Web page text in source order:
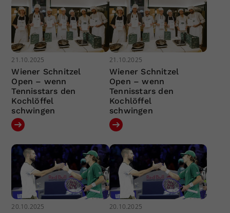
21.10.2025
Wiener Schnitzel
Open – wenn
Tennisstars den
Kochlöffel
schwingen
21.10.2025
Wiener Schnitzel
Open – wenn
Tennisstars den
Kochlöffel
schwingen
20.10.2025 20.10.2025